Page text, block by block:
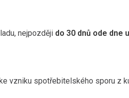
nejpozději do 30 dnů ode dne
vzniku spotřebitelského sporu z